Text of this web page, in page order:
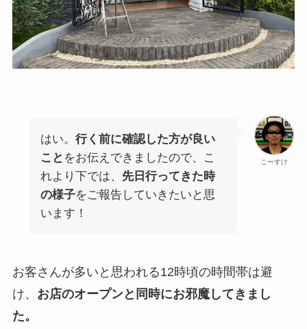
こーすけ
はい。 行く前に確認した方が良い
こと をお伝えできましたので、こ
れより下では、 先日行ってきた時
の様子をご報告していきたいと思
います！
お客さんが多いと思われる12時頃の時間帯は避
け、 お店のオープンと同時にお邪魔してきまし
た。